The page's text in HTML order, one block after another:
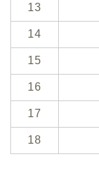
13
14
15
16
17
18